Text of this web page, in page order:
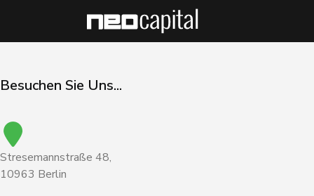
Besuchen Sie Uns...
Stresemannstraße 48,
10963 Berlin